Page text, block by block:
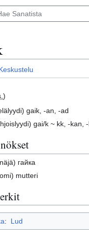
)
gaik, -an, -ad
gai/k ~ kk, -kan,
гайка
mutteri
: Lud